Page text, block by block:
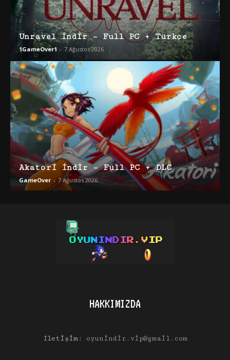
Unravel İndir – Full PC + Türkçe
1GameOver1 - 7 Ağustos 2026
Akatori İndir – Full PC + DLC
GameOver - 7 Ağustos 2026
HAKKIMIZDA
İletişim: oyunindir.vip@gmail.com